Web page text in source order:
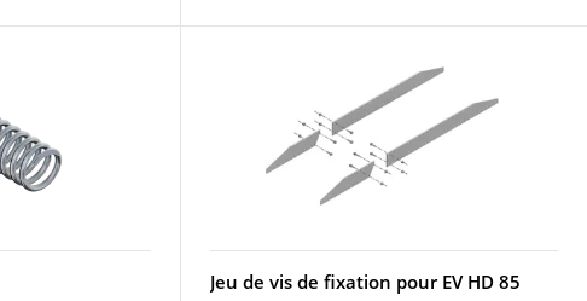
Jeu de vis de fixation pour EV HD 85